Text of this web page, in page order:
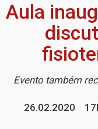
Aula
Evento também
26.02.2020